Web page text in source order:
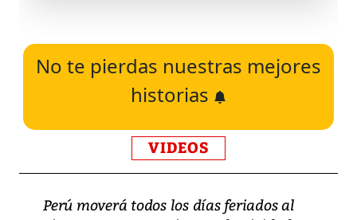
No te pierdas nuestras mejores
historias
VIDEOS
Perú moverá todos los días feriados al